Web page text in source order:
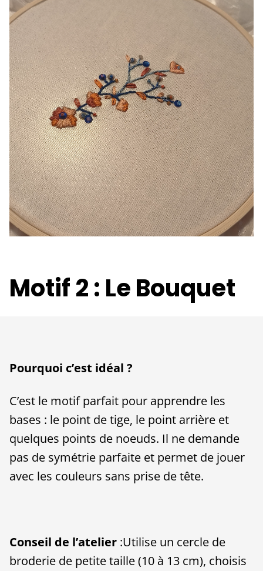
Motif 2 : Le Bouquet
Pourquoi c’est idéal ?
C’est le motif parfait pour apprendre les
bases : le point de tige, le point arrière et
quelques points de noeuds. Il ne demande
pas de symétrie parfaite et permet de jouer
avec les couleurs sans prise de tête.
Conseil de l’atelier :Utilise un cercle de
broderie de petite taille (10 à 13 cm), choisis